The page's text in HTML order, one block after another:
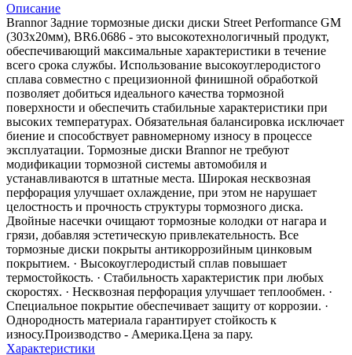
Описание
Brannor Задние тормозные диски диски Street Performance GM
(303x20мм), BR6.0686 - это высокотехнологичный продукт,
обеспечивающий максимальные характеристики в течение
всего срока службы. Использование высокоуглеродистого
сплава совместно с прецизионной финишной обработкой
позволяет добиться идеального качества тормозной
поверхности и обеспечить стабильные характеристики при
высоких температурах. Обязательная балансировка исключает
биение и способствует равномерному износу в процессе
эксплуатации. Тормозные диски Brannor не требуют
модификации тормозной системы автомобиля и
устанавливаются в штатные места. Широкая несквозная
перфорация улучшает охлаждение, при этом не нарушает
целостность и прочность структуры тормозного диска.
Двойные насечки очищают тормозные колодки от нагара и
грязи, добавляя эстетическую привлекательность. Все
тормозные диски покрыты антикоррозийным цинковым
покрытием. · Высокоуглеродистый сплав повышает
термостойкость. · Стабильность характеристик при любых
скоростях. · Несквозная перфорация улучшает теплообмен. ·
Специальное покрытие обеспечивает защиту от коррозии. ·
Однородность материала гарантирует стойкость к
износу.Производство - Америка.Цена за пару.
Характеристики